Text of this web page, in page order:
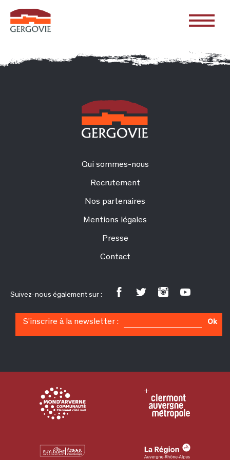
Qui sommes-nous
Recrutement
Nos partenaires
Mentions légales
Presse
Contact
Suivez-nous également sur :
S'inscrire à la newsletter : Ok